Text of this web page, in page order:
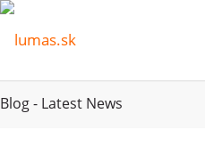
Blog - Latest News